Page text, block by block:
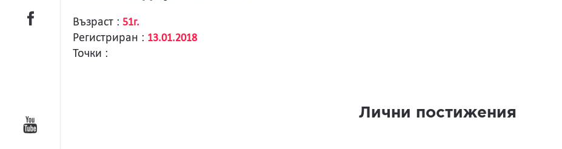
Възраст : 51г.
Регистриран : 13.01.2018
Точки :
Лични постижения